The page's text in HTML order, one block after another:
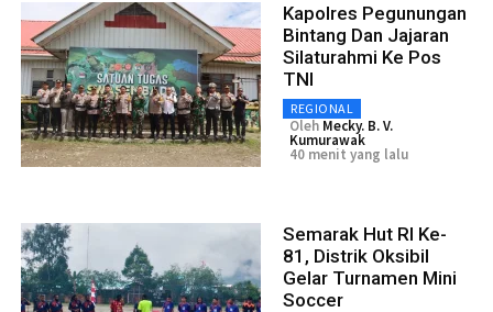
Kapolres Pegunungan
Bintang Dan Jajaran
Silaturahmi Ke Pos
TNI
REGIONAL
Oleh Mecky. B. V.
Kumurawak
40 menit yang lalu
Semarak Hut RI Ke-
81, Distrik Oksibil
Gelar Turnamen Mini
Soccer